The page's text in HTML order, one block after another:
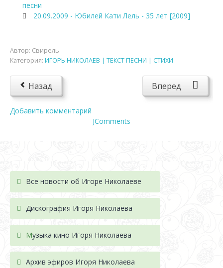
песни
20.09.2009 - Юбилей Кати Лель - 35 лет [2009]
Автор: Свирель
Категория: ИГОРЬ НИКОЛАЕВ | ТЕКСТ ПЕСНИ | СТИХИ
Назад Вперед
Добавить комментарий
JComments
Все новости об Игоре Николаеве
Дискография Игоря Николаева
Музыка кино Игоря Николаева
Архив эфиров Игоря Николаева